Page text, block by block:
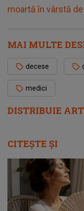
DISTRIBUIE
moartă în vârstă
MAI MULTE
decese
medici
CITEȘTE ȘI